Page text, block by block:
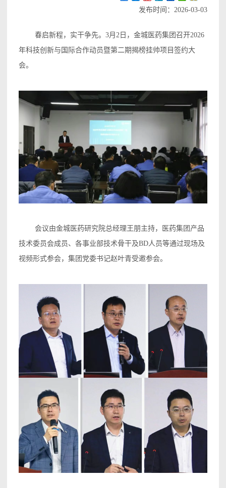
发布时间：2026-03-03
春启新程，实干争先。3月2日，金城医药集团召开2026
年科技创新与国际合作动员暨第二期揭榜挂帅项目签约大
会。
会议由金城医药研究院总经理王朋主持，医药集团产品
技术委员会成员、各事业部技术骨干及BD人员等通过现场及
视频形式参会，集团党委书记赵叶青受邀参会。